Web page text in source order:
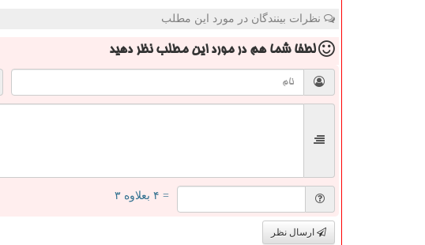
نظرات بینندگان در مورد این مطلب
لطفا شما همدر مورد این مطلب نظر دهید
= ۴ بعلاوه ۳
ارسال نظر